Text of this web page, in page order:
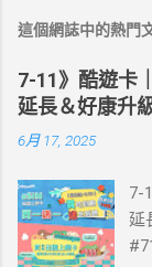
這個網誌中的熱門
7-11》酷遊卡
延長＆好康升
6月 17, 2025
7-
延